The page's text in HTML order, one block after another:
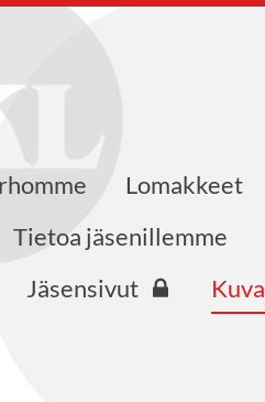
Lomakkeet
Tietoa jäsenillemme
Jäsensivut